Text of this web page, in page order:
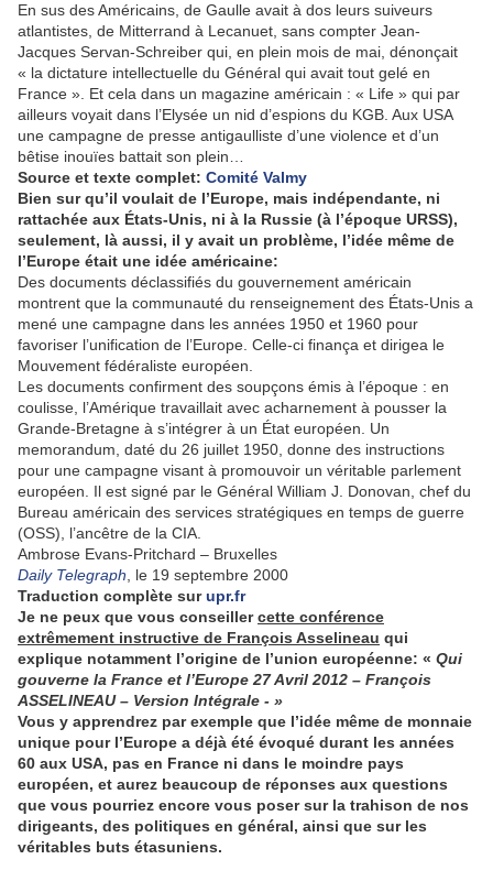
En sus des Américains, de Gaulle avait à dos leurs suiveurs
atlantistes, de Mitterrand à Lecanuet, sans compter Jean-
Jacques Servan-Schreiber qui, en plein mois de mai, dénonçait
« la dictature intellectuelle du Général qui avait tout gelé en
France ». Et cela dans un magazine américain : « Life » qui par
ailleurs voyait dans l’Elysée un nid d’espions du KGB. Aux USA
une campagne de presse antigaulliste d’une violence et d’un
bêtise inouïes battait son plein…
Source et texte complet: Comité Valmy
Bien sur qu’il voulait de l’Europe, mais indépendante, ni
rattachée aux États-Unis, ni à la Russie (à l’époque URSS),
seulement, là aussi, il y avait un problème, l’idée même de
l’Europe était une idée américaine:
Des documents déclassifiés du gouvernement américain
montrent que la communauté du renseignement des États-Unis a
mené une campagne dans les années 1950 et 1960 pour
favoriser l’unification de l’Europe. Celle-ci finança et dirigea le
Mouvement fédéraliste européen.
Les documents confirment des soupçons émis à l’époque : en
coulisse, l’Amérique travaillait avec acharnement à pousser la
Grande-Bretagne à s’intégrer à un État européen. Un
memorandum, daté du 26 juillet 1950, donne des instructions
pour une campagne visant à promouvoir un véritable parlement
européen. Il est signé par le Général William J. Donovan, chef du
Bureau américain des services stratégiques en temps de guerre
(OSS), l’ancêtre de la CIA.
Ambrose Evans-Pritchard – Bruxelles
Daily Telegraph , le 19 septembre 2000
Traduction complète surupr.fr
Je ne peux que vous conseillercette conférence
extrêmement instructive de François Asselineau qui
explique notamment l’origine de l’union européenne: « Qui
gouverne la France et l’Europe 27 Avril 2012 – François
ASSELINEAU – Version Intégrale - »
Vous y apprendrez par exemple que l’idée même de monnaie
unique pour l’Europe a déjà été évoqué durant les années
60 aux USA, pas en France ni dans le moindre pays
européen, et aurez beaucoup de réponses aux questions
que vous pourriez encore vous poser sur la trahison de nos
dirigeants, des politiques en général, ainsi que sur les
véritables buts étasuniens.